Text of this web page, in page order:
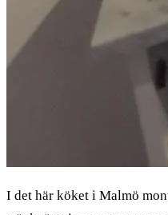
I det här köket i Malmö